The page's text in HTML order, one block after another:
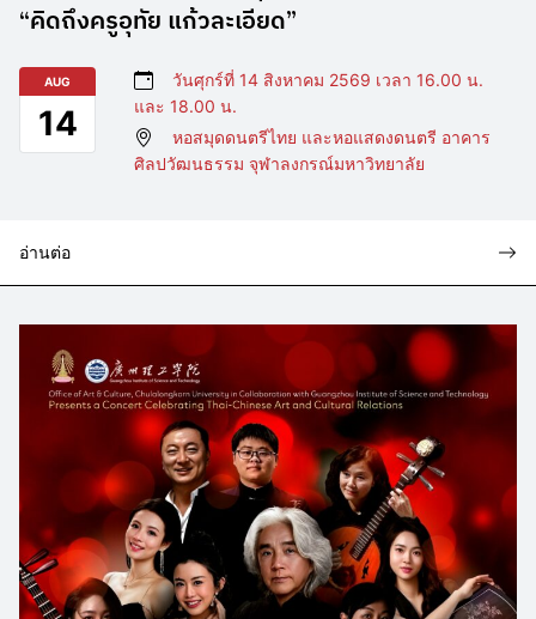
“คิดถึงครูอุทัย แก้วละเอียด”
AUG
14
วันศุกร์ที่ 14 สิงหาคม 2569 เวลา 16.00 น.
และ 18.00 น.
หอสมุดดนตรีไทย และหอแสดงดนตรี อาคาร
ศิลปวัฒนธรรม จุฬาลงกรณ์มหาวิทยาลัย
อ่านต่อ